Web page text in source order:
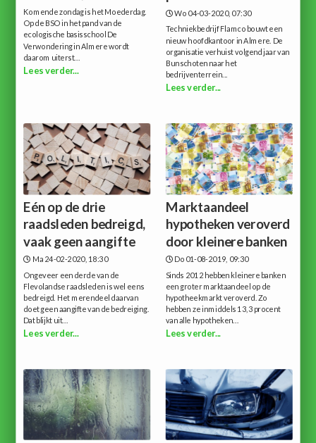
Komende zondag is het Moederdag.
Op de BSO in het pand van de
ecologische basisschool De
Verwondering in Almere wordt
daarom uiterst...
Lees verder...
Wo 04-03-2020, 07:30
Techniekbedrijf Flamco bouwt een
nieuw hoofdkantoor in Almere. De
organisatie verhuist volgend jaar van
Bunschoten naar het
bedrijventerrein...
Lees verder...
Eén op de drie
raadsleden bedreigd,
vaak geen aangifte
Ma 24-02-2020, 18:30
Ongeveer een derde van de
Flevolandse raadsleden is wel eens
bedreigd. Het merendeel daarvan
doet geen aangifte van de bedreiging.
Dat blijkt uit...
Lees verder...
Marktaandeel
hypotheken veroverd
door kleinere banken
Do 01-08-2019, 09:30
Sinds 2012 hebben kleinere banken
een groter marktaandeel op de
hypotheekmarkt veroverd. Zo
hebben ze inmiddels 13,3 procent
van alle hypotheken...
Lees verder...